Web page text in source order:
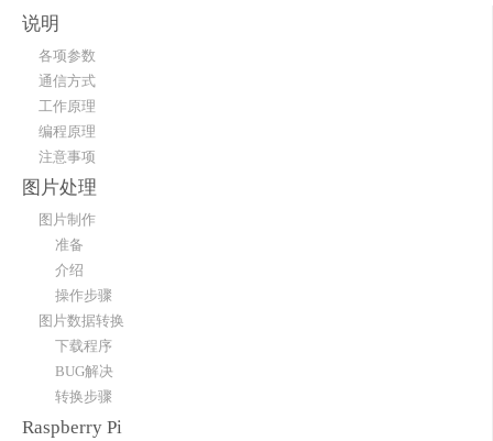
说明
各项参数
通信方式
工作原理
编程原理
注意事项
图片处理
图片制作
准备
介绍
操作步骤
图片数据转换
下载程序
BUG解决
转换步骤
Raspberry Pi